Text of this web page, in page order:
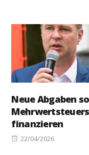
Neue Abgaben
finanzieren
Posted
22/04/2026